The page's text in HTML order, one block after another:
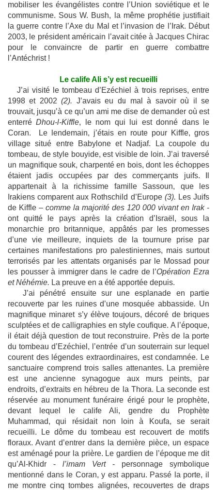
mobiliser les évangélistes contre l’Union soviétique et le
communisme. Sous W. Bush, la même prophétie justifiait
la guerre contre l’Axe du Mal et l’invasion de l’Irak. Début
2003, le président américain l’avait citée à Jacques Chirac
pour le convaincre de partir en guerre combattre
l’Antéchrist !
Le calife Ali s’y est recueilli
J’ai visité le tombeau d’Ezéchiel à trois reprises, entre
1998 et 2002(2). J’avais eu du mal à savoir où il se
trouvait, jusqu’à ce qu’un ami me dise de demander où est
enterréDhou-l-Kiffle, le nom qui lui est donné dans le
Coran. Le lendemain, j’étais en route pour Kiffle, gros
village situé entre Babylone et Nadjaf. La coupole du
tombeau, de style bouyide, est visible de loin. J’ai traversé
un magnifique souk, charpenté en bois, dont les échoppes
étaient jadis occupées par des commerçants juifs. Il
appartenait à la richissime famille Sassoun, que les
Irakiens comparent aux Rothschild d’Europe (3). Les Juifs
de Kiffle – comme la majorité des 120 000 vivant en Irak-
ont quitté le pays après la création d’Israël, sous la
monarchie pro britannique, appâtés par les promesses
d’une vie meilleure, inquiets de la tournure prise par
certaines manifestations pro palestiniennes, mais surtout
terrorisés par les attentats organisés par le Mossad pour
les pousser à immigrer dans le cadre de l’Opération Ezra
et Néhémie. La preuve en a été apportée depuis.
J’ai pénétré ensuite sur une esplanade en partie
recouverte par les ruines d’une mosquée abbasside. Un
magnifique minaret s’y élève toujours, décoré de briques
sculptées et de calligraphies en style coufique. A l’époque,
il était déjà question de tout reconstruire. Près de la porte
du tombeau d’Ezéchiel, l’entrée d’un souterrain sur lequel
courent des légendes extraordinaires, est condamnée. Le
sanctuaire comprend trois salles attenantes. La première
est une ancienne synagogue aux murs peints, par
endroits, d’extraits en hébreu de la Thora. La seconde est
réservée au monument funéraire érigé pour le prophète,
devant lequel le calife Ali, gendre du Prophète
Muhammad, qui résidait non loin à Koufa, se serait
recueilli. Le dôme du tombeau est recouvert de motifs
floraux. Avant d’entrer dans la dernière pièce, un espace
est aménagé pour la prière. Le gardien de l’époque me dit
qu’Al-Khidr - l’imam Vert- personnage symbolique
mentionné dans le Coran, y est apparu. Passé la porte, il
me montre cinq tombes alignées, recouvertes de draps